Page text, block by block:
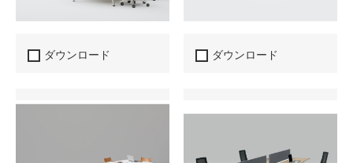
ダウンロード ダウンロード